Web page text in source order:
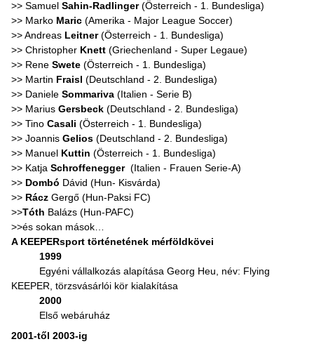
>> Samuel Sahin-Radlinger(Österreich - 1. Bundesliga)
>> Marko Maric (Amerika - Major League Soccer)
>> Andreas Leitner(Österreich - 1. Bundesliga)
>> Christopher Knett (Griechenland - Super Legaue)
>> Rene Swete (Österreich - 1. Bundesliga)
>> Martin Fraisl (Deutschland - 2. Bundesliga)
>> Daniele Sommariva (Italien - Serie B)
>> Marius Gersbeck (Deutschland - 2. Bundesliga)
>> Tino Casali (Österreich - 1. Bundesliga)
>> Joannis Gelios (Deutschland - 2. Bundesliga)
>> Manuel Kuttin (Österreich - 1. Bundesliga)
>> Katja Schroffenegger (Italien - Frauen Serie-A)
>> Dombó Dávid (Hun- Kisvárda)
>> Rácz Gergő (Hun-Paksi FC)
>>Tóth Balázs (Hun-PAFC)
>>és sokan mások…
A KEEPERsport történetének mérföldkövei
1999
Egyéni vállalkozás alapítása Georg Heu, név: Flying
KEEPER, törzsvásárlói kör kialakítása
2000
Első webáruház
2001-től 2003-ig